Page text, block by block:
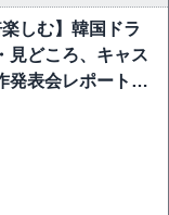
しむ】韓国ドラ
見どころ、キャス
発表会レポートな